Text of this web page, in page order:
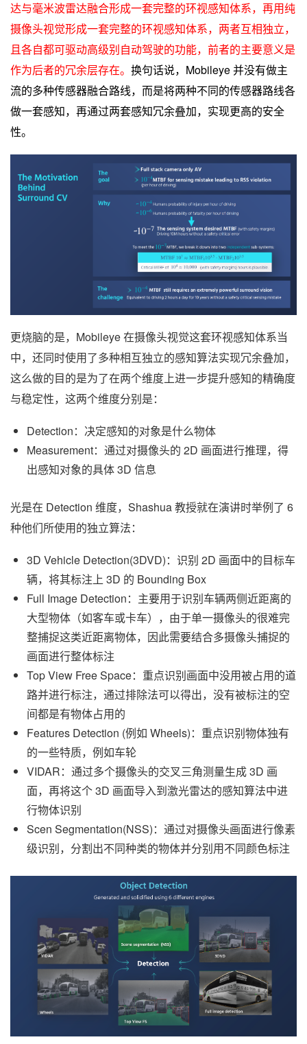
达与毫米波雷达融合形成一套完整的环视感知体系，再用纯
摄像头视觉形成一套完整的环视感知体系，两者互相独立，
且各自都可驱动高级别自动驾驶的功能，前者的主要意义是
作为后者的冗余层存在。 换句话说，Mobileye 并没有做主
流的多种传感器融合路线，而是将两种不同的传感器路线各
做一套感知，再通过两套感知冗余叠加，实现更高的安全
性。
更烧脑的是，Mobileye 在摄像头视觉这套环视感知体系当
中，还同时使用了多种相互独立的感知算法实现冗余叠加，
这么做的目的是为了在两个维度上进一步提升感知的精确度
与稳定性，这两个维度分别是：
Detection：决定感知的对象是什么物体
Measurement：通过对摄像头的 2D 画面进行推理，得
出感知对象的具体 3D 信息
光是在 Detection 维度，Shashua 教授就在演讲时举例了 6
种他们所使用的独立算法：
3D Vehicle Detection(3DVD)：识别 2D 画面中的目标车
辆，将其标注上 3D 的 Bounding Box
Full Image Detection：主要用于识别车辆两侧近距离的
大型物体（如客车或卡车），由于单一摄像头的很难完
整捕捉这类近距离物体，因此需要结合多摄像头捕捉的
画面进行整体标注
Top View Free Space：重点识别画面中没用被占用的道
路并进行标注，通过排除法可以得出，没有被标注的空
间都是有物体占用的
Features Detection (例如 Wheels)：重点识别物体独有
的一些特质，例如车轮
VIDAR：通过多个摄像头的交叉三角测量生成 3D 画
面，再将这个 3D 画面导入到激光雷达的感知算法中进
行物体识别
Scen Segmentation(NSS)：通过对摄像头画面进行像素
级识别，分割出不同种类的物体并分别用不同颜色标注